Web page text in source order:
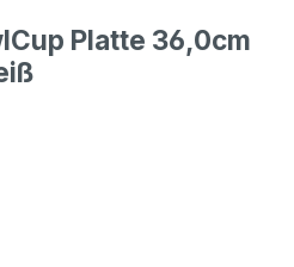
Platte 36,0cm